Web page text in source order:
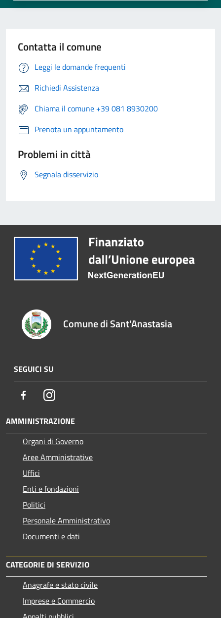
Contatta il comune
Leggi le domande frequenti
Richiedi Assistenza
Chiama il comune +39 081 8930200
Prenota un appuntamento
Problemi in città
Segnala disservizio
Comune di Sant'Anastasia
SEGUICI SU
FacebookInstagram
AMMINISTRAZIONE
Organi di Governo
Aree Amministrative
Uffici
Enti e fondazioni
Politici
Personale Amministrativo
Documenti e dati
CATEGORIE DI SERVIZIO
Anagrafe e stato civile
Imprese e Commercio